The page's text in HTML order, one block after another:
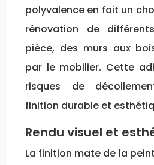
polyvalence en fait un
rénovation de
pièce, des murs aux
par le mobilier. Cette
risques de
finition durable et
Rendu visuel et
La finition mate de la